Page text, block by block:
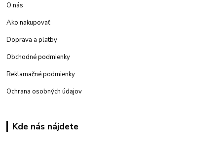
O nás
Ako nakupovať
Doprava a platby
Obchodné podmienky
Reklamačné podmienky
Ochrana osobných údajov
Kde nás nájdete